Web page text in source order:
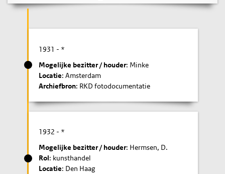
1931 - *
Mogelijke bezitter / houder: Minke
Locatie: Amsterdam
Archiefbron: RKD fotodocumentatie
1932 - *
Mogelijke bezitter / houder: Hermsen, D.
Rol: kunsthandel
Locatie: Den Haag